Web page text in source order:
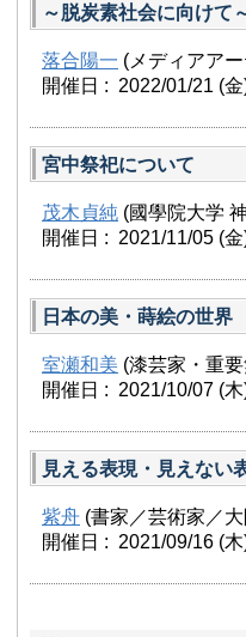
～脱炭素社会に向けて
落合陽一 (メディアア
開催日 : 2022/01/21 (
宮中祭祀について
茂木貞純 (國學院大学
開催日 : 2021/11/05 (
日本の美・蒔絵の世界
室瀬和美 (漆芸家・重
開催日 : 2021/10/07 (
見える表現・見えない
紫舟 (書家／芸術家／
開催日 : 2021/09/16 (